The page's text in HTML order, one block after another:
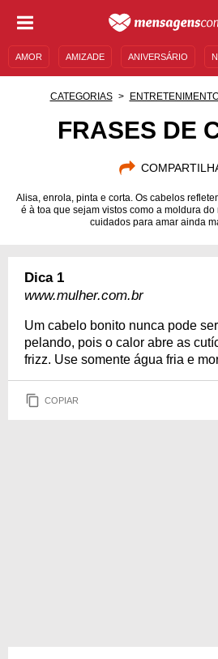
AMOR AMIZADE ANIVERSÁRIO
CATEGORIAS
FRASES DE
Alisa, enrola, pinta e corta. Os cabelos
é à toa que sejam vistos como a moldura
cuidados para amar ainda
Dica 1
www.mulher.com.br
Um cabelo bonito nunca pode
pelando, pois o calor abre as
frizz. Use somente água fria e
COPIAR